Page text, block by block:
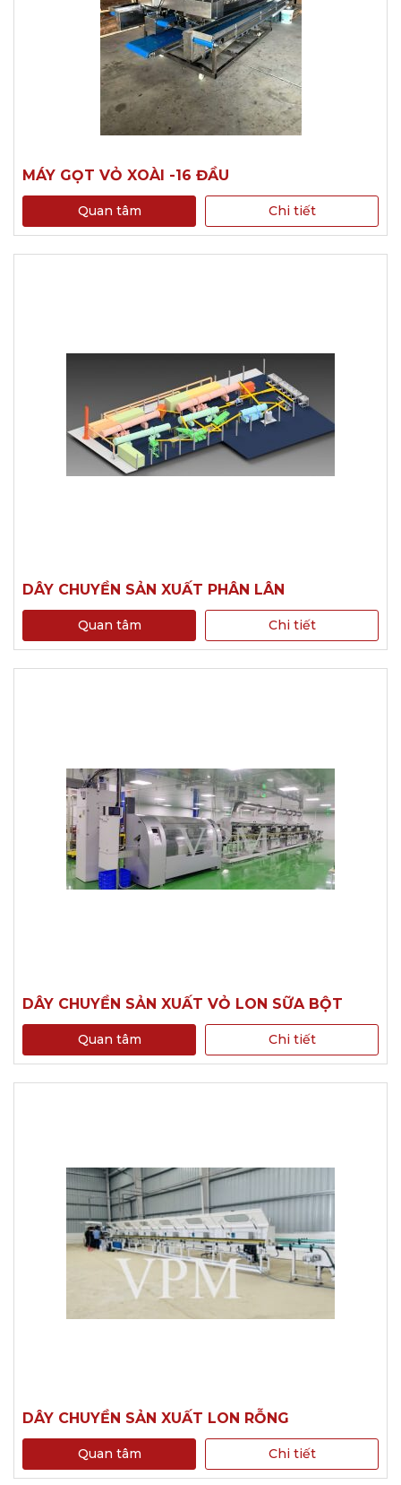
MÁY GỌT VỎ XOÀI -16 ĐẦU
Quan tâm Chi tiết
DÂY CHUYỀN SẢN XUẤT PHÂN LÂN
Quan tâm Chi tiết
DÂY CHUYỀN SẢN XUẤT VỎ LON SỮA BỘT
Quan tâm Chi tiết
DÂY CHUYỀN SẢN XUẤT LON RỖNG
Quan tâm Chi tiết